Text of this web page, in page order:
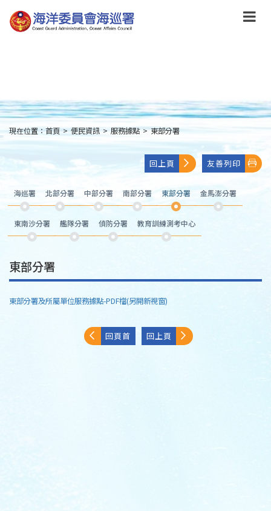
到
主
:::
現在位置： 首頁 > 便民資訊 > 服務據點 > 東部分署
回上頁 友善列印
海巡署 北部分署 中部分署 南部分署 東部分署 金馬澎分署
東南沙分署 艦隊分署 偵防分署 教育訓練測考中心
東部分署
東部分署及所屬單位服務據點-PDF檔(另開新視窗)
回頁首 回上頁